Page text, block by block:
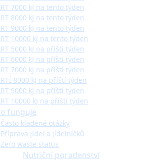
7000 kJ na tento týden
8000 kJ na tento týden
9000 kJ na tento týden
10000 kJ na tento týden
5000 kJ na příští týden
6000 kJ na příští týden
7000 kJ na příští týden
8000 kJ na příští týden
9000 kJ na příští týden
10000 kJ na příští týden
funguje
Často kladené otázky
Příprava jídel a jídelníčků
Zero waste status
Nutriční poradenství